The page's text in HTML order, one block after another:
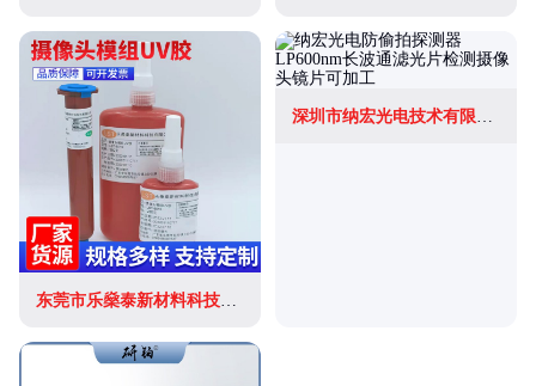
东莞市乐燊泰新材料科技有限公司
深圳市纳宏光电技术有限公司